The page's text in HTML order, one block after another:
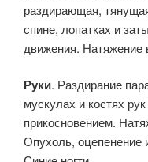
раздирающая,
спине, лопатках и
движения. Натяжение
Руки. Раздирание
мускулах и костях
прикосновением.
Опухоль, оцепенение